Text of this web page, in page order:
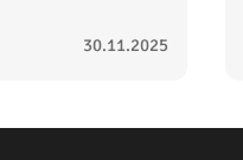
30.11.2025